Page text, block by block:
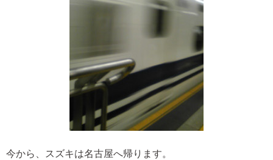
今から、スズキは名古屋へ帰ります。